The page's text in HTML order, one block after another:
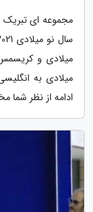
مجموعه ای تبریک
میلادی و
میلادی به
ادامه از نظر شما